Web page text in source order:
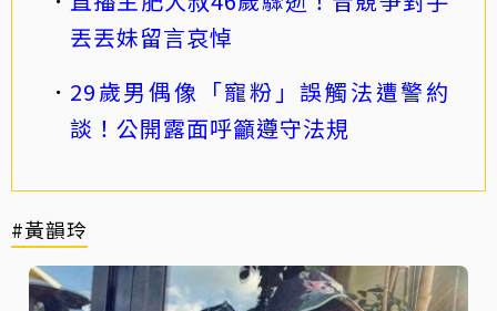
丟丟妹留言哀悼
29歲男偶像「寵粉」誤觸法遭警約
談！公開露面呼籲遵守法規
#黃韻玲